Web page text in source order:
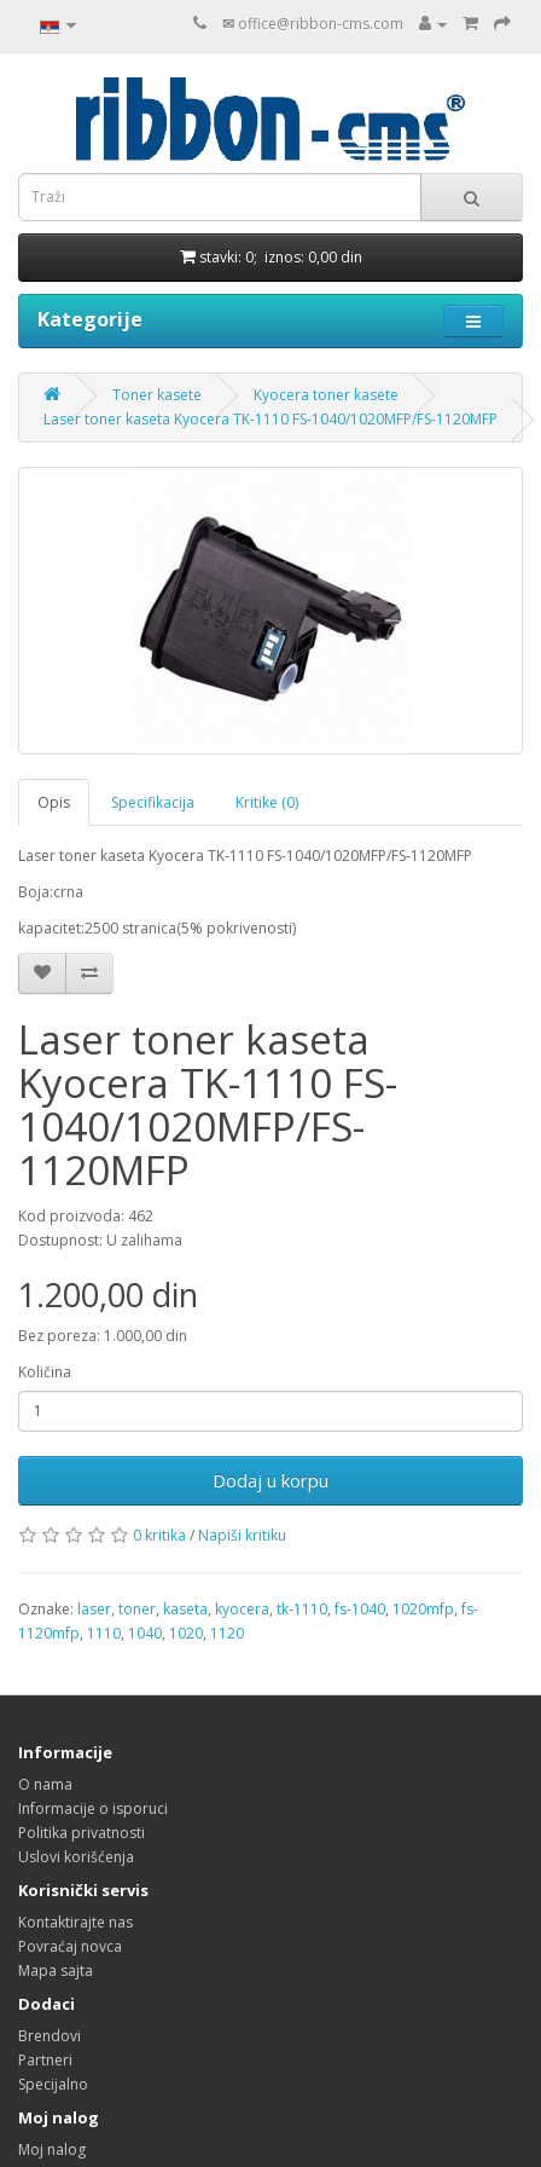
✉ office@ribbon-cms.com
stavki: 0; iznos: 0,00 din
Kategorije
Toner kasete
Kyocera toner kasete
Laser toner kaseta Kyocera TK-1110 FS-1040/1020MFP/FS-1120MFP
Opis Specifikacija Kritike (0)
Laser toner kaseta Kyocera TK-1110 FS-1040/1020MFP/FS-1120MFP
Boja:crna
kapacitet:2500 stranica(5% pokrivenosti)
Laser toner kaseta
Kyocera TK-1110 FS-
1040/1020MFP/FS-
1120MFP
Kod proizvoda: 462
Dostupnost: U zalihama
1.200,00 din
Bez poreza: 1.000,00 din
Količina
Dodaj u korpu
0 kritika / Napiši kritiku
Oznake: laser, toner, kaseta, kyocera, tk-1110,fs-1040, 1020mfp,fs-
1120mfp, 1110, 1040, 1020, 1120
Informacije
O nama
Informacije o isporuci
Politika privatnosti
Uslovi korišćenja
Korisnički servis
Kontaktirajte nas
Povraćaj novca
Mapa sajta
Dodaci
Brendovi
Partneri
Specijalno
Moj nalog
Moj nalog